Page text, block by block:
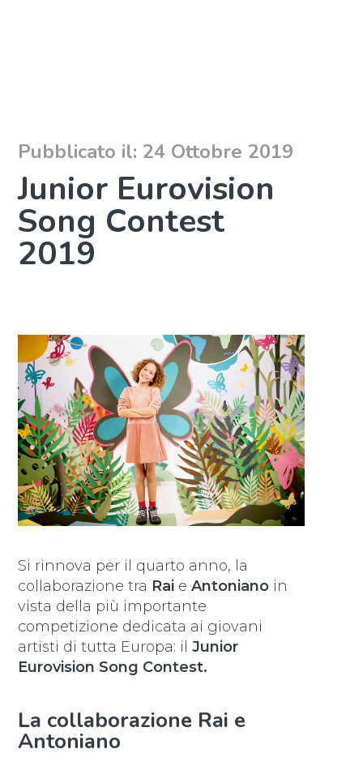
Pubblicato il: 24 Ottobre 2019
Junior Eurovision
Song Contest
2019
Si rinnova per il quarto anno, la
collaborazione tra Rai eAntoniano in
vista della più importante
competizione dedicata ai giovani
artisti di tutta Europa: ilJunior
Eurovision Song Contest.
La collaborazione Rai e
Antoniano